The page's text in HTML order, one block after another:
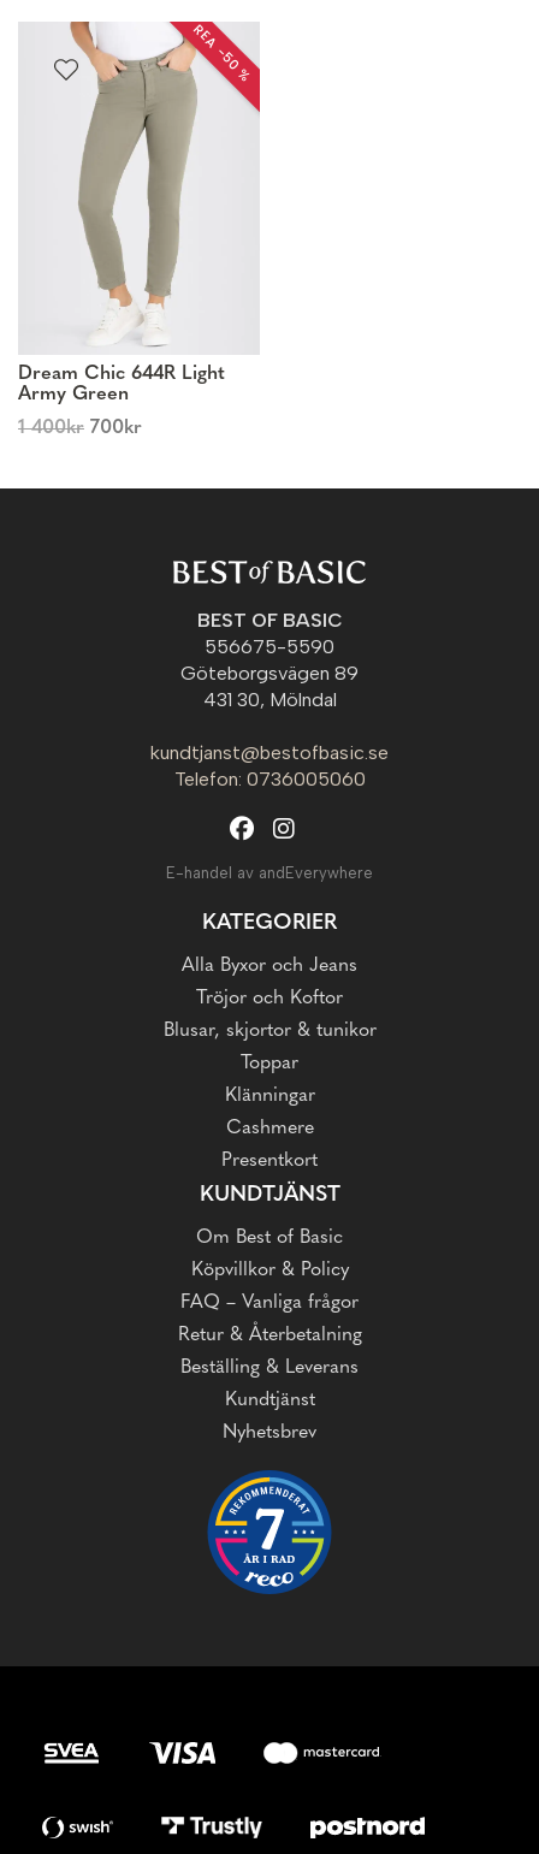
REA −50 %
Dream Chic 644R Light
Army Green
1 400kr 700kr
BEST OF BASIC
556675-5590
Göteborgsvägen 89
431 30, Mölndal
kundtjanst@bestofbasic.se
Telefon: 0736005060
E-handel av andEverywhere
KATEGORIER
Alla Byxor och Jeans
Tröjor och Koftor
Blusar, skjortor & tunikor
Toppar
Klänningar
Cashmere
Presentkort
KUNDTJÄNST
Om Best of Basic
Köpvillkor & Policy
FAQ – Vanliga frågor
Retur & Återbetalning
Beställing & Leverans
Kundtjänst
Nyhetsbrev